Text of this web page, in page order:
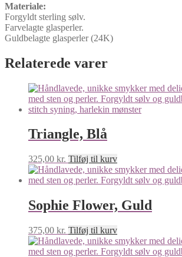
Materiale:
Forgyldt sterling sølv.
Farvelagte glasperler.
Guldbelagte glasperler (24K)
Relaterede varer
Triangle, Blå
325,00 kr. Tilføj til kurv
Sophie Flower, Guld
375,00 kr. Tilføj til kurv